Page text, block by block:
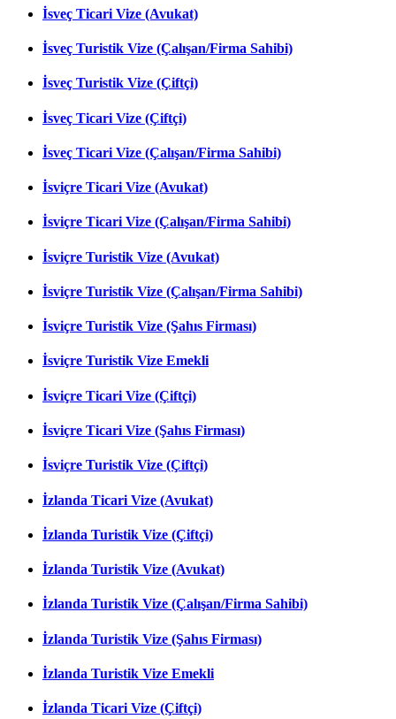
İsveç Ticari Vize (Avukat)
İsveç Turistik Vize (Çalışan/Firma Sahibi)
İsveç Turistik Vize (Çiftçi)
İsveç Ticari Vize (Çiftçi)
İsveç Ticari Vize (Çalışan/Firma Sahibi)
İsviçre Ticari Vize (Avukat)
İsviçre Ticari Vize (Çalışan/Firma Sahibi)
İsviçre Turistik Vize (Avukat)
İsviçre Turistik Vize (Çalışan/Firma Sahibi)
İsviçre Turistik Vize (Şahıs Firması)
İsviçre Turistik Vize Emekli
İsviçre Ticari Vize (Çiftçi)
İsviçre Ticari Vize (Şahıs Firması)
İsviçre Turistik Vize (Çiftçi)
İzlanda Ticari Vize (Avukat)
İzlanda Turistik Vize (Çiftçi)
İzlanda Turistik Vize (Avukat)
İzlanda Turistik Vize (Çalışan/Firma Sahibi)
İzlanda Turistik Vize (Şahıs Firması)
İzlanda Turistik Vize Emekli
İzlanda Ticari Vize (Çiftçi)